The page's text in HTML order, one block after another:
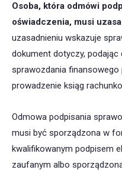
Osoba, która odmówi
oświadczenia, musi
uzasadnieniu wskazuje
dokument dotyczy,
sprawozdania
prowadzenie ksiąg
Odmowa podpisania
musi być sporządzona w
kwalifikowanym podpisem
zaufanym albo